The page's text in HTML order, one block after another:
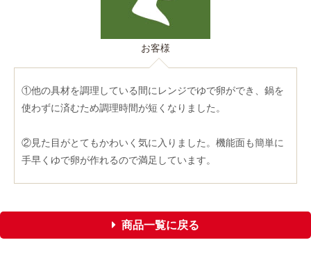
お客様
①他の具材を調理している間にレンジでゆで卵ができ、鍋を
使わずに済むため調理時間が短くなりました。
②見た目がとてもかわいく気に入りました。機能面も簡単に
手早くゆで卵が作れるので満足しています。
商品一覧に戻る